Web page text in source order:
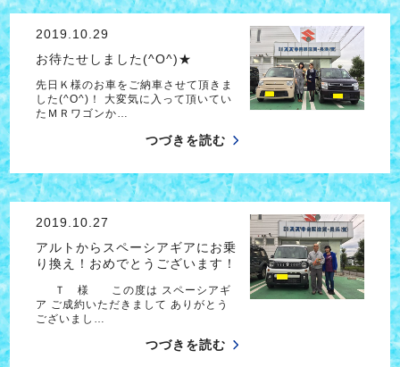
2019.10.29
お待たせしました(^O^)★
先日Ｋ様のお車をご納車させて頂きま
した(^O^)！ 大変気に入って頂いてい
たＭＲワゴンか…
つづきを読む
2019.10.27
アルトからスペーシアギアにお乗
り換え！おめでとうございます！
Ｔ 様 この度は スペーシアギ
ア ご成約いただきまして ありがとう
ございまし…
つづきを読む